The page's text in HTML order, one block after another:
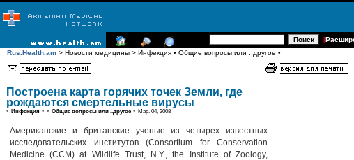
Rus.Health.am > Новости медицины > Инфекция • Общие вопросы или ..другое •
Построена карта горячих точек Земли, где
рождаются смертельные вирусы
• Инфекция • • Общие вопросы или ..другое• Мар. 04, 2008
Американские и британские ученые из четырех известных
исследовательских институтов (Consortium for Conservation
Medicine (CCM) at Wildlife Trust, N.Y., the Institute of Zoology,
[